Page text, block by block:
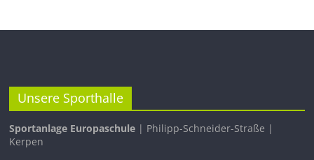
Unsere Sporthalle
Sportanlage Europaschule | Philipp-Schneider-Straße |
Kerpen